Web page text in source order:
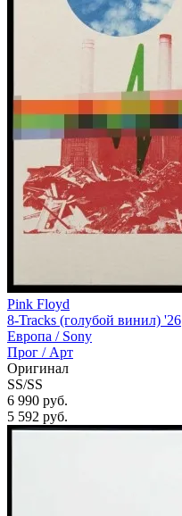
Pink Floyd
8-Tracks (голубой винил) '26
Европа / Sony
Прог / Арт
Оригинал
SS/SS
6 990 руб.
5 592 руб.